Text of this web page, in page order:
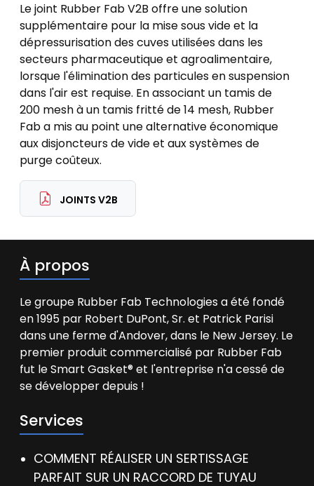
Le joint Rubber Fab V2B offre une solution
supplémentaire pour la mise sous vide et la
dépressurisation des cuves utilisées dans les
secteurs pharmaceutique et agroalimentaire,
lorsque l'élimination des particules en suspension
dans l'air est requise. En associant un tamis de
200 mesh à un tamis fritté de 14 mesh, Rubber
Fab a mis au point une alternative économique
aux disjoncteurs de vide et aux systèmes de
purge coûteux.
JOINTS V2B
À propos
Le groupe Rubber Fab Technologies a été fondé
en 1995 par Robert DuPont, Sr. et Patrick Parisi
dans une ferme d'Andover, dans le New Jersey. Le
premier produit commercialisé par Rubber Fab
fut le Smart Gasket® et l'entreprise n'a cessé de
se développer depuis !
Services
COMMENT RÉALISER UN SERTISSAGE
PARFAIT SUR UN RACCORD DE TUYAU